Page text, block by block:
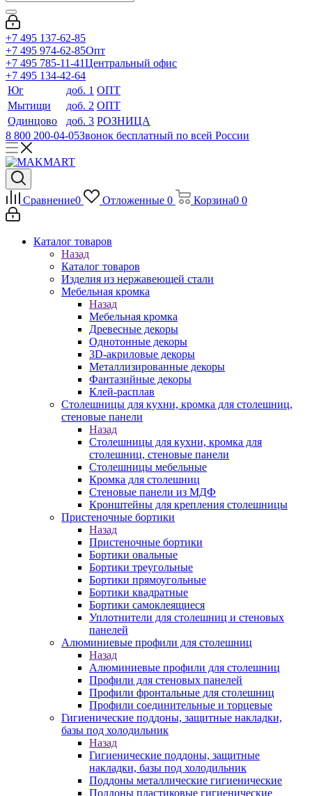
+7 495 137-62-85
+7 495 974-62-85Опт
+7 495 785-11-41Центральный офис
+7 495 134-42-64
Юг
доб. 1 ОПТ
Мытищи
доб. 2 ОПТ
Одинцово
доб. 3 РОЗНИЦА
8 800 200-04-05Звонок бесплатный по всей России
Сравнение0 Отложенные 0 Корзина0 0
Каталог товаров
Назад
Каталог товаров
Изделия из нержавеющей стали
Мебельная кромка
Назад
Мебельная кромка
Древесные декоры
Однотонные декоры
3D-акриловые декоры
Металлизированные декоры
Фантазийные декоры
Клей-расплав
Столешницы для кухни, кромка для столешниц,
стеновые панели
Назад
Столешницы для кухни, кромка для
столешниц, стеновые панели
Столешницы мебельные
Кромка для столешниц
Стеновые панели из МДФ
Кронштейны для крепления столешницы
Пристеночные бортики
Назад
Пристеночные бортики
Бортики овальные
Бортики треугольные
Бортики прямоугольные
Бортики квадратные
Бортики самоклеящиеся
Уплотнители для столешниц и стеновых
панелей
Алюминиевые профили для столешниц
Назад
Алюминиевые профили для столешниц
Профили для стеновых панелей
Профили фронтальные для столешниц
Профили соединительные и торцевые
Гигиенические поддоны, защитные накладки,
базы под холодильник
Назад
Гигиенические поддоны, защитные
накладки, базы под холодильник
Поддоны металлические гигиенические
Поддоны пластиковые гигиенические